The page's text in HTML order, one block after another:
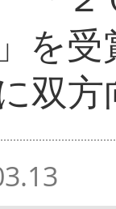
を
双